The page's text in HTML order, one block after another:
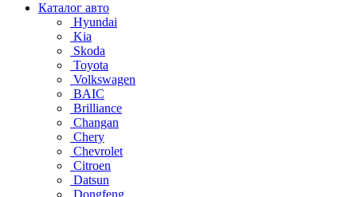
Каталог авто
Hyundai
Kia
Skoda
Toyota
Volkswagen
BAIC
Brilliance
Changan
Chery
Chevrolet
Citroen
Datsun
Dongfeng